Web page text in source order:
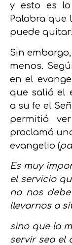
y esto es
Palabra que
puede quitar!
Sin
menos.
en el
que salió el
a su fe el
permitió
proclamó
evangelio (
Es muy
el servicio
no nos
llevarnos a
sino que la
servir sea el